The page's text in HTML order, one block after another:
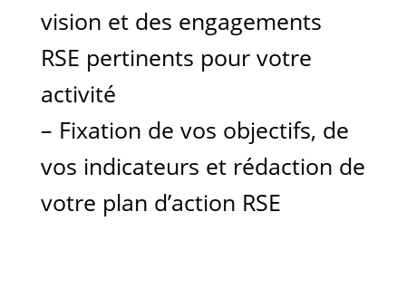
vision et des engagements
RSE pertinents pour votre
activité
– Fixation de vos objectifs, de
vos indicateurs et rédaction de
votre plan d’action RSE